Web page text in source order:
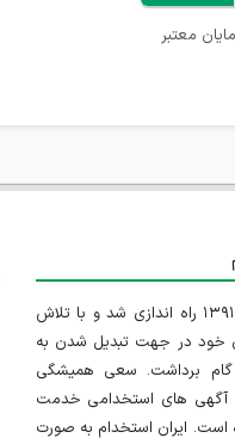
معتبر
سایت ایران استخدام در تاریخ ۱۳۹۱/۱/۱۰ راه اندازی شد و با تلاش
خود در جهت تبدیل شدن به
گام برداشت. سعی همیشگی
آگهی های استخدامی خدمت
است. ایران استخدام به صورت